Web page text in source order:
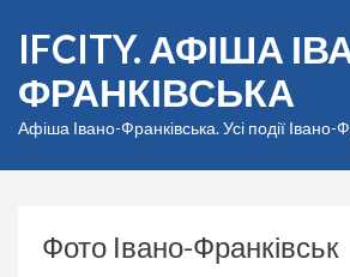
вмісту
(натисніть
Enter)
IFCITY. АФІША
ФРАНКІВСЬКА
Афіша Івано-Франківська. Усі події Івано-
Фото Івано-Франківськ